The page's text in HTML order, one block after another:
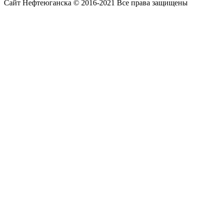
Сайт Нефтеюганска © 2016-2021 Все права защищены